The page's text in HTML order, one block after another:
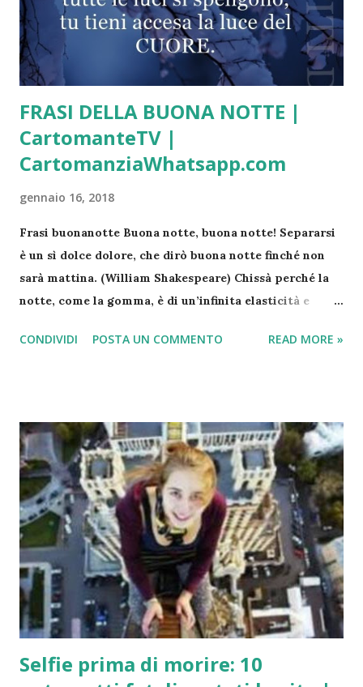
FRASI DELLA BUONA NOTTE |
CartomanteTV |
CartomanziaWhatsapp.com
gennaio 16, 2018
Frasi buonanotte Buona notte, buona notte! Separarsi
è un sì dolce dolore, che dirò buona notte finché non
sarà mattina. (William Shakespeare) Chissà perché la
notte, come la gomma, è di un’infinita elasticità e
affilato. (Banana Yoshimoto) Ci sono notti che non
sfumate, quasi magiche. Tutto si addolcisce e si
attenua, anche le rughe del viso e quelle dell’anima.
(Romano Battaglia) È di notte che è bello credere alla
luce. (Edmond Rostand) E mi piace la notte ascoltare le
stelle… sono come cinquecento milioni di sonagli.
(Antoine de Saint-Exupéry) E se tutti noi fossimo sogni
che qualcuno sogna, pensieri che qualcuno pensa? È
sera, ed è tempo che i fiori chiudano le loro corolle.
Lascia che mi sieda al tuo fianco e comanda alle mie
labbra di fare ciò che si può f...
CONDIVIDI POSTA UN COMMENTO READ MORE »
Selfie prima di morire: 10